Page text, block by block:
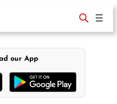
our App